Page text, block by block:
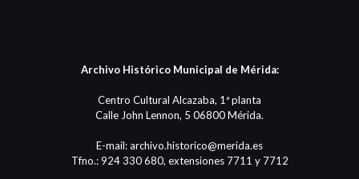
Archivo Histórico Municipal de Mérida:
Centro Cultural Alcazaba, 1ª planta
Calle John Lennon, 5 06800 Mérida.
E-mail: archivo.historico@merida.es
Tfno.: 924 330 680, extensiones 7711 y 7712